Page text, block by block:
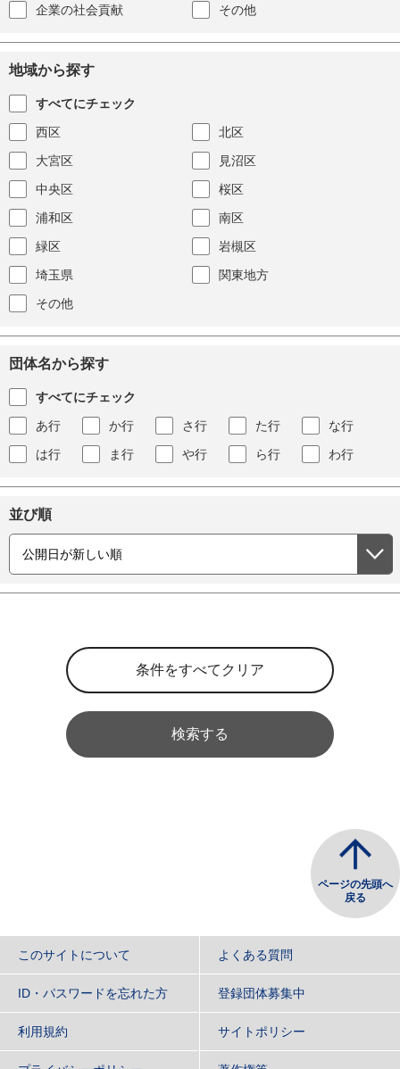
企業の社会貢献
その他
地域から探す
すべてにチェック
西区
北区
大宮区
見沼区
中央区
桜区
浦和区
南区
緑区
岩槻区
埼玉県
関東地方
その他
団体名から探す
すべてにチェック
あ行
か行 さ行 た行
な行
は行
ま行 や行 ら行 わ行
並び順
検索する
ページの先頭へ
戻る
このサイトについて よくある質問
ID・パスワードを忘れた方 登録団体募集中
利用規約 サイトポリシー